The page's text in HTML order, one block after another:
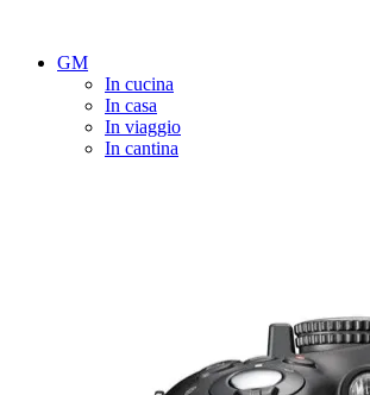
GM
In cucina
In casa
In viaggio
In cantina